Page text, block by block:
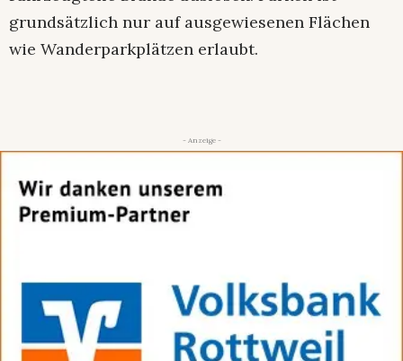
grundsätzlich nur auf ausgewiesenen Flächen
wie Wanderparkplätzen erlaubt.
- Anzeige -